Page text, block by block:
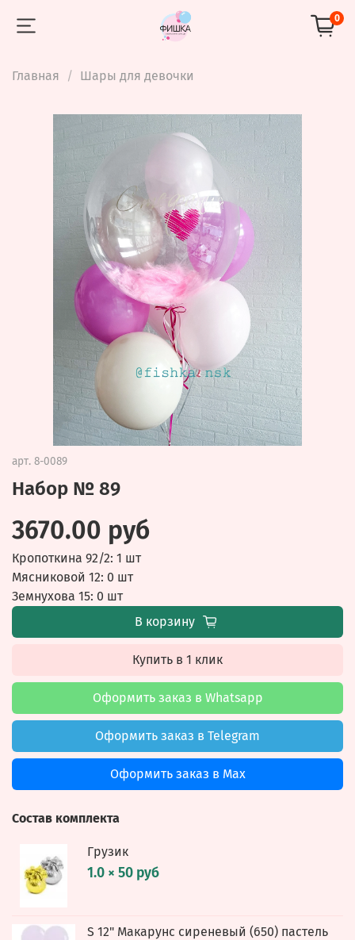
0
Главная Шары для девочки
арт. 8-0089
Набор № 89
3670.00 руб
Кропоткина 92/2: 1 шт
Мясниковой 12: 0 шт
Земнухова 15: 0 шт
В корзину
Купить в 1 клик
Оформить заказ в Whatsapp
Оформить заказ в Telegram
Оформить заказ в Max
Состав комплекта
Грузик
1.0 × 50 руб
S 12" Макарунс сиреневый (650) пастель